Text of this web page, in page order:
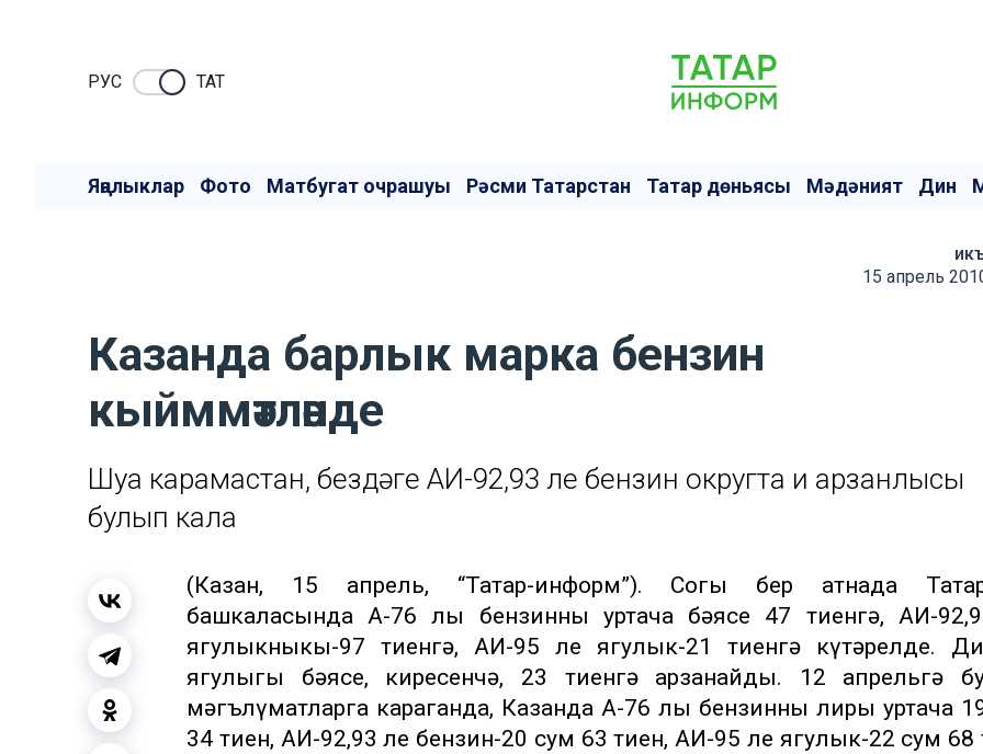
РУC ТАТ
Яңалыклар Фото Матбугат очрашуы Рәсми Татарстан Татар дөньясы Мәдәният Дин
15 апрель
Казанда барлык марка бензин
кыйммәтләнде
Шуңа карамастан, бездәге АИ-92,93 ле бензин округта иң арзанлысы
булып кала
(Казан, 15 апрель, “Татар-информ”). Соңгы бер атнада
башкаласында А-76 лы бензинның уртача бәясе 47 тиенгә, АИ-
ягулыкныкы-97 тиенгә, АИ-95 ле ягулык-21 тиенгә күтәрелде.
ягулыгы бәясе, киресенчә, 23 тиенгә арзанайды. 12 апрельгә
мәгълүматларга караганда, Казанда А-76 лы бензинның лиры уртача
34 тиен, АИ-92,93 ле бензин-20 сум 63 тиен, АИ-95 ле ягулык-22 сум 68